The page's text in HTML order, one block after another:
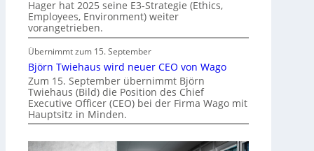
e
r
m
m
o
b
i
l
Hager hat 2025 seine E3-Strategie (Ethics,
Employees, Environment) weiter
vorangetrieben.
Übernimmt zum 15. September
Björn Twiehaus wird neuer CEO von Wago
Zum 15. September übernimmt Björn
Twiehaus (Bild) die Position des Chief
Executive Officer (CEO) bei der Firma Wago mit
Hauptsitz in Minden.